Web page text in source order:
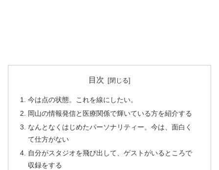
目次
今は点の状態。これを線にしたい。
岡山の情報発信と医療関係で輝いている方を紹介する
なんとなくはじめたパーソナリティー。今は、面白く
て仕方がない
自分がスタジオを飛び出して、ゲストがいるところで
収録をする